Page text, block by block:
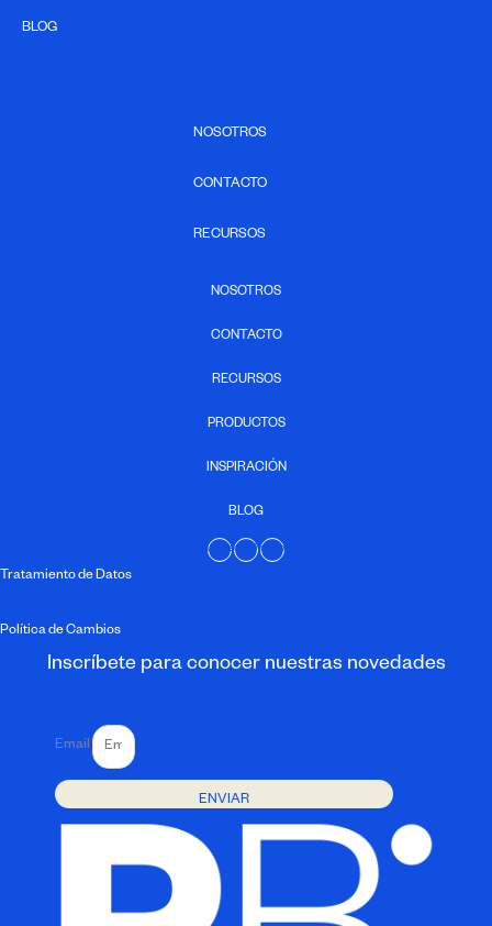
BLOG
NOSOTROS
CONTACTO
RECURSOS
NOSOTROS
CONTACTO
RECURSOS
PRODUCTOS
INSPIRACIÓN
BLOG
InstagramFacebookPinterest
Tratamiento de Datos
Política de Cambios
Inscríbete para conocer nuestras novedades
Email
ENVIAR